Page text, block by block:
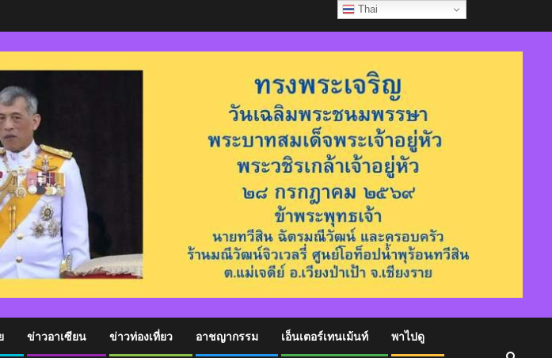
ข่าวอาเซียน ข่าวท่องเที่ยว อาชญากรรม เอ็นเตอร์เทนเม้นท์ พาไปดู
Thai